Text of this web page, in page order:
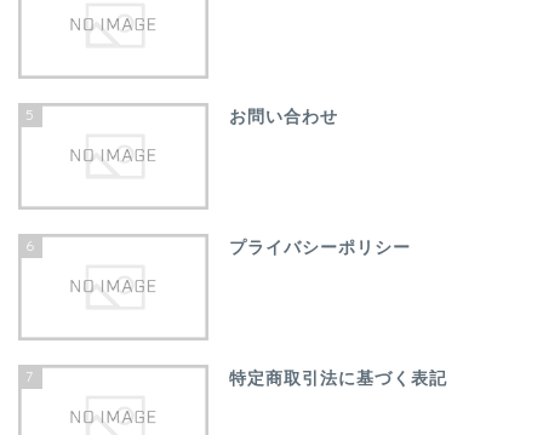
5 お問い合わせ
6 プライバシーポリシー
7 特定商取引法に基づく表記